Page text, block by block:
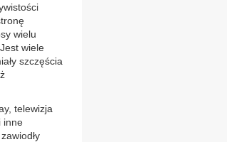
wielu
wiele
szczęścia
telewizja
inne